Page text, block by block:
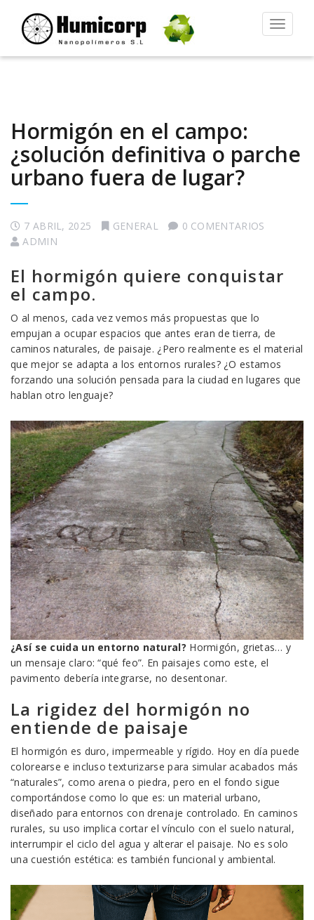
Alternar
Hormigón en el campo:
¿solución definitiva o parche
urbano fuera de lugar?
7 ABRIL, 2025 GENERAL
0 COMENTARIOS
ADMIN
El hormigón quiere conquistar
el campo.
O al menos, cada vez vemos más propuestas que lo
empujan a ocupar espacios que antes eran de tierra, de
caminos naturales, de paisaje. ¿Pero realmente es el material
que mejor se adapta a los entornos rurales? ¿O estamos
forzando una solución pensada para la ciudad en lugares que
hablan otro lenguaje?
¿Así se cuida un entorno natural? Hormigón, grietas… y
un mensaje claro: “qué feo”. En paisajes como este, el
pavimento debería integrarse, no desentonar.
La rigidez del hormigón no
entiende de paisaje
El hormigón es duro, impermeable y rígido. Hoy en día puede
colorearse e incluso texturizarse para simular acabados más
“naturales”, como arena o piedra, pero en el fondo sigue
comportándose como lo que es: un material urbano,
diseñado para entornos con drenaje controlado. En caminos
rurales, su uso implica cortar el vínculo con el suelo natural,
interrumpir el ciclo del agua y alterar el paisaje. No es solo
una cuestión estética: es también funcional y ambiental.